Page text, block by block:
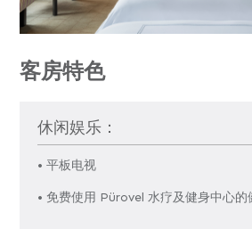
客房特色
休闲娱乐：
• 平板电视
• 免费使用 Pürovel 水疗及健身中心